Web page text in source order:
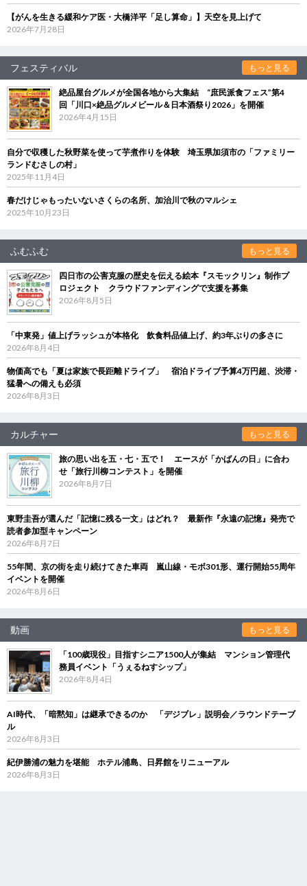
【がんを生きる緩和ケア医・大橋洋平「足し算命」】天空を見上げて
2026年7月28日
フェスティバル もっと見る
絶品屋台グルメが全国各地から大集結 “庶民派食フェス”第4
回「川口×絶品グルメビール＆日本酒祭り2026」を開催
2026年4月15日
自分で収穫した秋野菜を使って芋煮作りを体験 埼玉県加須市の「ファミリー
ランドむさしの村」
2025年11月4日
春だけじゃもったいないさくらの名所、加治川で秋のマルシェ
2025年10月23日
ふむふむ もっと見る
四日市の公害克服の歴史を伝える絵本『スモックリン』制作プ
ロジェクト クラウドファンディングで支援を募集
2026年8月5日
「中東発」値上げラッシュが本格化 飲食料品値上げ、約3年ぶりの多さに
2026年8月4日
物価高でも「夏は家族で長距離ドライブ」 宿泊ドライブ予算4万円超、渋滞・
猛暑への備えも必須
2026年8月3日
カルチャー もっと見る
旅の思い出を五・七・五で！ エースが「かばんの日」に合わ
せ「旅行川柳コンテスト」を開催
2026年8月7日
東野圭吾が選んだ「記憶に残る一文」はどれ？ 最新作『永遠の記憶』発売で
読者参加型キャンペーン
2026年8月7日
55年間、京の街を走り続けてきた車両 嵐山線・モボ301形、運行開始55周年
イベントを開催
2026年8月6日
動画 もっと見る
「100歳現役」目指すシニア1500人が集結 マンション管理代
務員イベント「うぇるねすシップ」
2026年8月4日
AI時代、「暗黙知」は継承できるのか 「デジブレ」説明会／ラウンドテーブ
ル
2026年8月3日
紀伊勝浦の魅力を堪能 ホテル浦島、日昇館をリニューアル
2026年8月3日